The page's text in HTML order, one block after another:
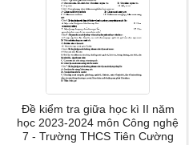
Đề kiểm tra giữa học kì II năm
học 2023-2024 môn Công nghệ
7 - Trường THCS Tiên Cường